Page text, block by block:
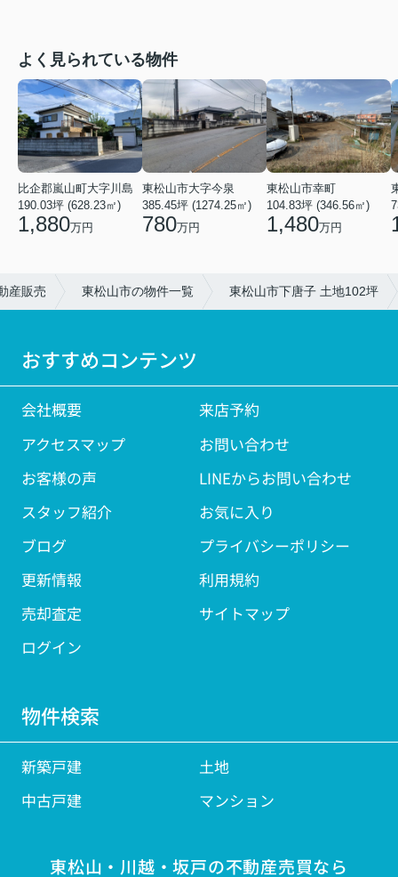
よく見られている物件
比企郡嵐山町大字川島
190.03坪 (628.23㎡)
1,880万円
東松山市大字今泉
385.45坪 (1274.25㎡)
780万円
東松山市幸町
104.83坪 (346.56㎡)
1,480万円
産販売 東松山市の物件一覧 東松山市下唐子 土地102坪
おすすめコンテンツ
会社概要
来店予約
アクセスマップ
お問い合わせ
お客様の声
LINEからお問い合わせ
スタッフ紹介
お気に入り
ブログ
プライバシーポリシー
更新情報
利用規約
売却査定
サイトマップ
ログイン
物件検索
新築戸建
土地
中古戸建
マンション
東松山・川越・坂戸の不動産売買なら